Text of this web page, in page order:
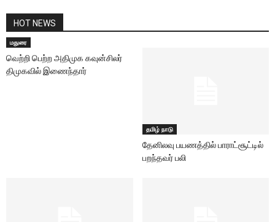
HOT NEWS
மதுரை
வெற்றி பெற்ற அதிமுக கவுன்சிலர்
திமுகவில் இணைந்தார்
தமிழ் நாடு
தேனிலவு பயணத்தில் பாராட்சூட்டில்
பறந்தவர் பலி